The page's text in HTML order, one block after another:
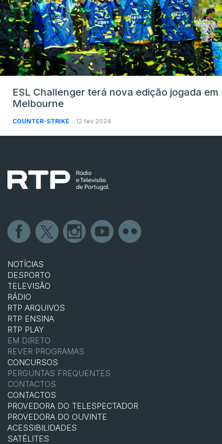
ESL Challenger terá nova edição jogada em
Melbourne
COUNTER-STRIKE 12 fev 2024
NOTÍCIAS
DESPORTO
TELEVISÃO
RÁDIO
RTP ARQUIVOS
RTP ENSINA
RTP PLAY
EM DIRETO
REVER PROGRAMAS
CONCURSOS
PERGUNTAS FREQUENTES
CONTACTOS
CONTACTOS
PROVEDORA DO TELESPECTADOR
PROVEDORA DO OUVINTE
ACESSIBILIDADES
SATÉLITES